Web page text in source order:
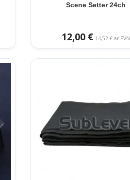
Scene Setter 24ch
12,00 € 14,52 € ar PVN